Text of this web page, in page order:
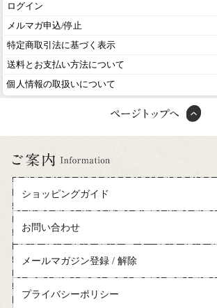
ログイン
メルマガ申込/停止
特定商取引法に基づく表示
送料とお支払い方法について
個人情報の取扱いについて
ショッピングガイド
お問い合わせ
メールマガジン登録 / 解除
プライバシーポリシー